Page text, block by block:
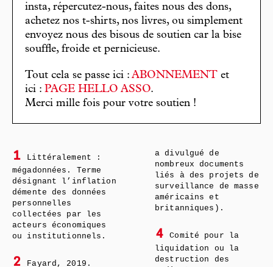
insta, répercutez-nous, faites nous des dons,
achetez nos t-shirts, nos livres, ou simplement
envoyez nous des bisous de soutien car la bise
souffle, froide et pernicieuse.
Tout cela se passe ici : ABONNEMENT et
ici : PAGE HELLO ASSO.
Merci mille fois pour votre soutien !
1
Littéralement :
mégadonnées. Terme
désignant l’inflation
démente des données
personnelles
collectées par les
acteurs économiques
ou institutionnels.
2 Fayard, 2019.
a divulgué de
nombreux documents
liés à des projets de
surveillance de masse
américains et
britanniques).
4
Comité pour la
liquidation ou la
destruction des